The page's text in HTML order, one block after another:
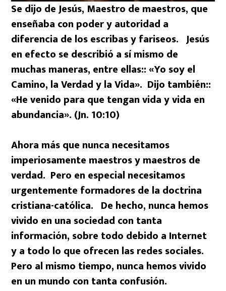
Se dijo de Jesús, Maestro de maestros, que
enseñaba con poder y autoridad a
diferencia de los escribas y fariseos. Jesús
en efecto se describió a sí mismo de
muchas maneras, entre ellas:: «Yo soy el
Camino, la Verdad y la Vida». Dijo también::
«He venido para que tengan vida y vida en
abundancia». (Jn. 10:10)
Ahora más que nunca necesitamos
imperiosamente maestros y maestros de
verdad. Pero en especial necesitamos
urgentemente formadores de la doctrina
cristiana-católica. De hecho, nunca hemos
vivido en una sociedad con tanta
información, sobre todo debido a Internet
y a todo lo que ofrecen las redes sociales.
Pero al mismo tiempo, nunca hemos vivido
en un mundo con tanta confusión.